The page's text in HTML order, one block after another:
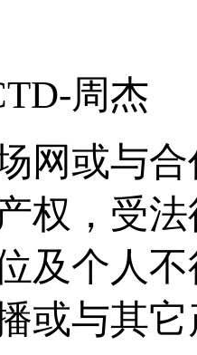
周杰
网或与
权，受
及个人
或与其